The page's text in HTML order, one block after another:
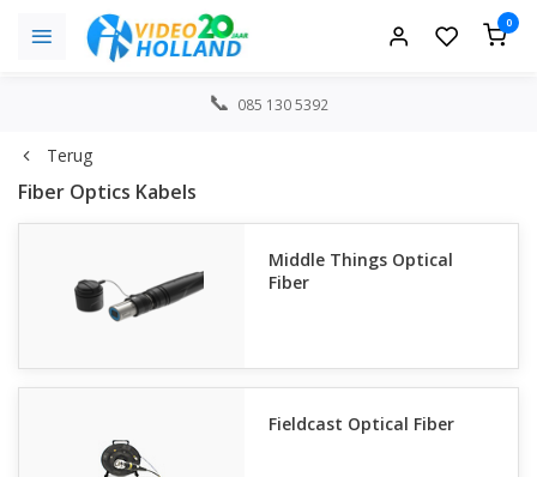
0
085 130 5392
Terug
Fiber Optics Kabels
Middle Things Optical
Fiber
Fieldcast Optical Fiber